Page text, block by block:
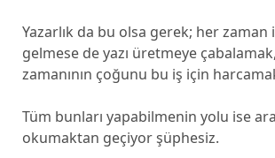
Yazarlık da bu olsa gerek; her zaman
gelmese de yazı üretmeye
zamanının çoğunu bu iş için
Tüm bunları yapabilmenin yolu ise
okumaktan geçiyor şüphesiz.